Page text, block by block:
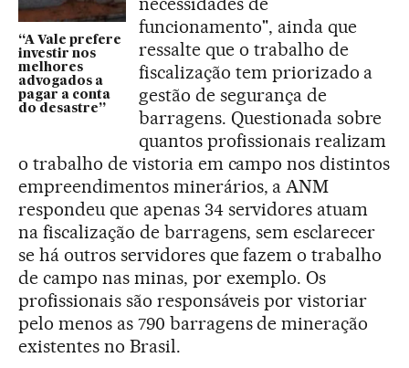
“A Vale prefere
investir nos
melhores
advogados a
pagar a conta
do desastre”
funcionamento", ainda que
ressalte que o trabalho de
fiscalização tem priorizado a
gestão de segurança de
barragens. Questionada sobre
quantos profissionais realizam
o trabalho de vistoria em campo nos distintos
empreendimentos minerários, a ANM
respondeu que apenas 34 servidores atuam
na fiscalização de barragens, sem esclarecer
se há outros servidores que fazem o trabalho
de campo nas minas, por exemplo. Os
profissionais são responsáveis por vistoriar
pelo menos as 790 barragens de mineração
existentes no Brasil.